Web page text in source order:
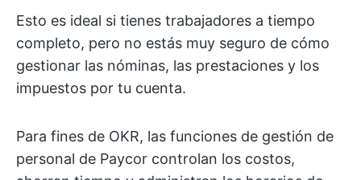
Esto es ideal si tienes trabajadores a tiempo
completo, pero no estás muy seguro de cómo
gestionar las nóminas, las prestaciones y los
impuestos por tu cuenta.
Para fines de OKR, las funciones de gestión de
personal de Paycor controlan los costos,